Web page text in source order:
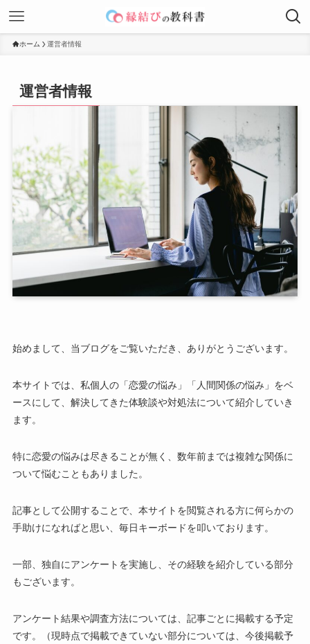
ホーム 運営者情報
運営者情報
始めまして、当ブログをご覧いただき、ありがとうございます。
本サイトでは、私個人の「恋愛の悩み」「人間関係の悩み」をベ
ースにして、解決してきた体験談や対処法について紹介していき
ます。
特に恋愛の悩みは尽きることが無く、数年前までは複雑な関係に
ついて悩むこともありました。
記事として公開することで、本サイトを閲覧される方に何らかの
手助けになればと思い、毎日キーボードを叩いております。
一部、独自にアンケートを実施し、その経験を紹介している部分
もございます。
アンケート結果や調査方法については、記事ごとに掲載する予定
です。（現時点で掲載できていない部分については、今後掲載予